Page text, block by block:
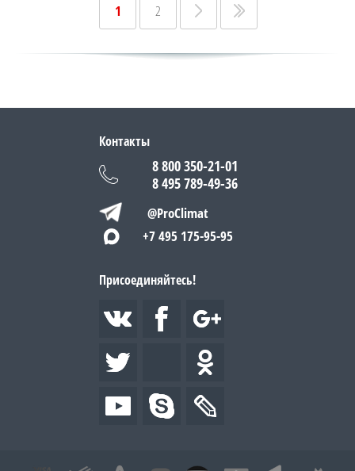
1 2
Контакты
8 800 350-21-01
8 495 789-49-36
@ProClimat
+7 495 175-95-95
Присоединяйтесь!